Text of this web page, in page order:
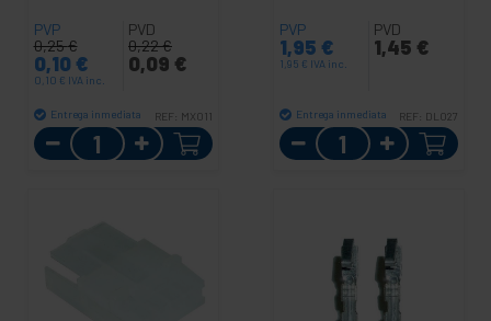
PVP
0,25€
0,10 €
0,10 € IVA inc.
PVD
0,22€
0,09 €
Entrega inmediata REF: MX011
Cantidad
PVP
1,95 €
1,95 € IVA inc.
PVD
1,45 €
Entrega inmediata REF: DL027
Cantidad